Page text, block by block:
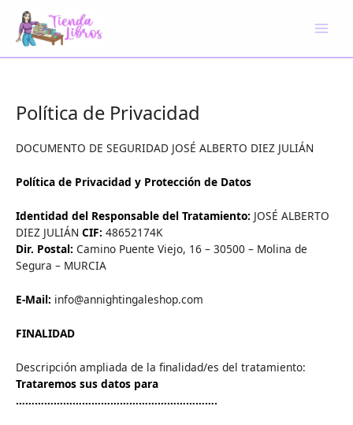
contenido
Política de Privacidad
DOCUMENTO DE SEGURIDAD JOSÉ ALBERTO DIEZ JULIÁN
Política de Privacidad y Protección de Datos
Identidad del Responsable del Tratamiento: JOSÉ ALBERTO
DIEZ JULIÁN CIF: 48652174K
Dir. Postal: Camino Puente Viejo, 16 – 30500 – Molina de
Segura – MURCIA
E-Mail: info@annightingaleshop.com
FINALIDAD
Descripción ampliada de la finalidad/es del tratamiento:
Trataremos sus datos para
……………………………………………………….